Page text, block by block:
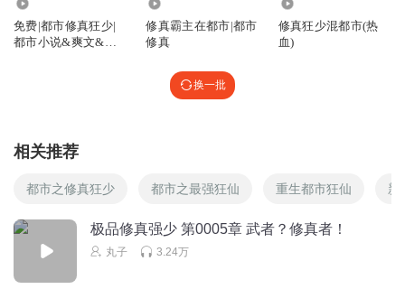
免费|都市修真狂少|
都市小说&爽文&修
修真霸主在都市|都市
修真
修真狂少混都市(热
血)
换一批
相关推荐
都市之修真狂少 都市之最强狂仙 重生都市狂仙 新
极品修真强少 第0005章 武者？修真者！
丸子 3.24万